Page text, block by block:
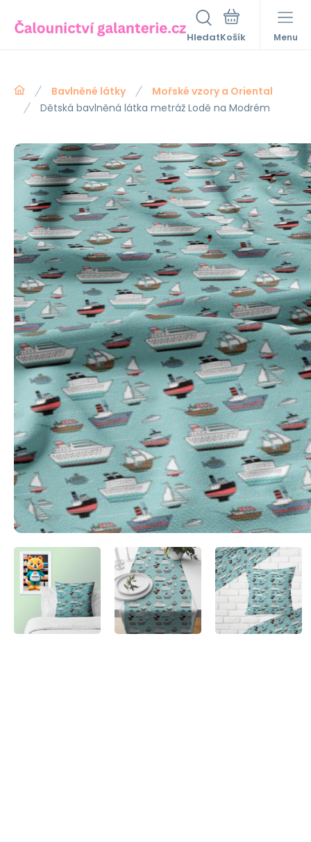
Hledat Menu
Bavlněné látky
Mořské vzory a Oriental
Dětská bavlněná látka metráž Lodě na Modrém